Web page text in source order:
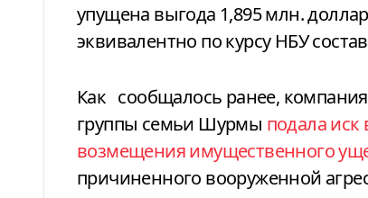
упущена выгода 1,895 млн.
эквивалентно по курсу НБУ
Как сообщалось ранее,
группы семьи Шурмы подала
возмещения имущественного
причиненного вооруженной